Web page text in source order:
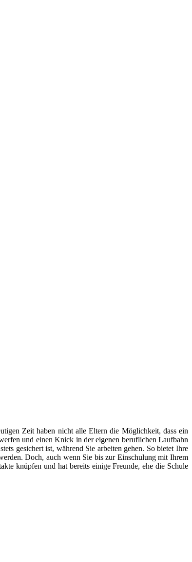
Zeit haben nicht alle Eltern die Möglichkeit, dass ein
und einen Knick in der eigenen beruflichen Laufbahn
gesichert ist, während Sie arbeiten gehen. So bietet Ihre
Doch, auch wenn Sie bis zur Einschulung mit Ihrem
knüpfen und hat bereits einige Freunde, ehe die Schule